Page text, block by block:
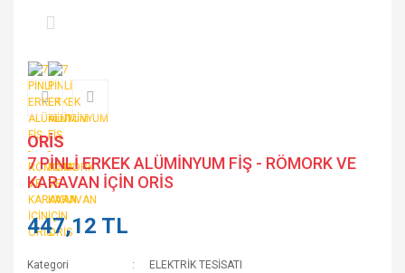
ORİS
7 PİNLİ ERKEK ALÜMİNYUM FİŞ - RÖMORK VE
KARAVAN İÇİN ORİS
447,12 TL
Kategori
ELEKTRİK TESİSATI